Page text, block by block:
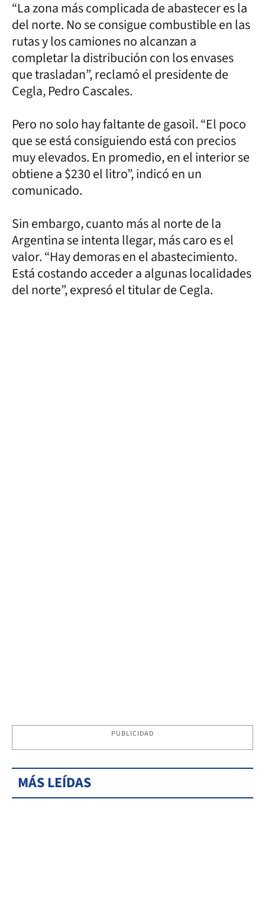
“La zona más complicada de abastecer es la
del norte. No se consigue combustible en las
rutas y los camiones no alcanzan a
completar la distribución con los envases
que trasladan”, reclamó el presidente de
Cegla, Pedro Cascales.
Pero no solo hay faltante de gasoil. “El poco
que se está consiguiendo está con precios
muy elevados. En promedio, en el interior se
obtiene a $230 el litro”, indicó en un
comunicado.
Sin embargo, cuanto más al norte de la
Argentina se intenta llegar, más caro es el
valor. “Hay demoras en el abastecimiento.
Está costando acceder a algunas localidades
del norte”, expresó el titular de Cegla.
PUBLICIDAD
MÁS LEÍDAS